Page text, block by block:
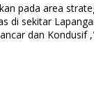
pada area
di sekitar
dan Kondusif